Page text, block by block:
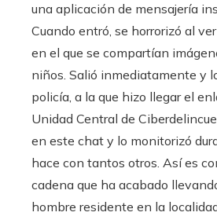
una aplicación de mensajería
Cuando entró, se horrorizó al
en el que se compartían
niños. Salió inmediatamente y
policía, a la que hizo llegar el
Unidad Central de
en este chat y lo monitorizó
hace con tantos otros. Así es
cadena que ha acabado
hombre residente en la